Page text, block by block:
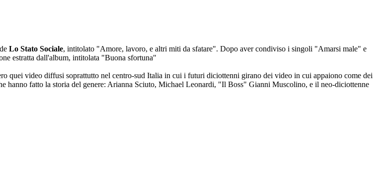
Lo Stato Sociale, intitolato "Amore, lavoro, e altri miti da sfatare". Dopo aver condiviso i singoli "Amarsi male" e
estratta dall'album, intitolata "Buona sfortuna"
quei video diffusi soprattutto nel centro-sud Italia in cui i futuri diciottenni girano dei video in cui appaiono come dei
fatto la storia del genere: Arianna Sciuto, Michael Leonardi, "Il Boss" Gianni Muscolino, e il neo-diciottenne